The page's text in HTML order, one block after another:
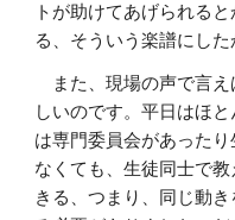
トが助けてあげられる
る、そういう楽譜にした
また、現場の声で言え
しいのです。平日はほ
は専門委員会があった
なくても、生徒同士で
きる、つまり、同じ動